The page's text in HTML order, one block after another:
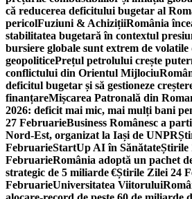
că reducerea deficitului bugetar al
pericolFuziuni & AchizițiiRomânia
stabilitatea bugetară în contextul
bursiere globale sunt extrem de
geopoliticePrețul petrolului crește
conflictului din Orientul Mijlociu
deficitul bugetar și să gestioneze
finanțareMișcarea Patronală din
2026: deficit mai mic, mai mulți bani
27 FebruarieBusiness Românesc a
Nord-Est, organizat la Iași de UNPR
FebruarieStartUp AI în SănătateȘtirile
FebruarieRomânia adoptă un pachet
strategic de 5 miliarde €Știrile Zilei 24
FebruarieUniversitatea Viitorului